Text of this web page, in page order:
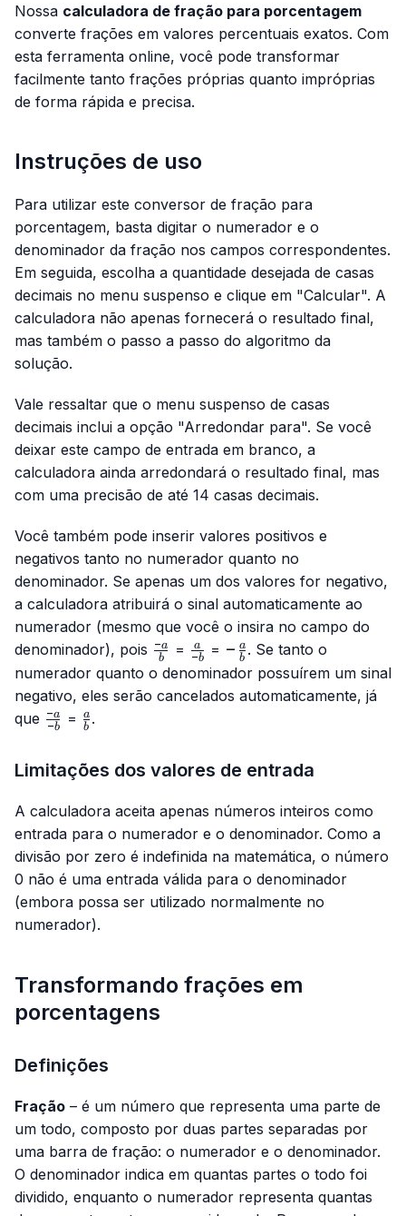
Nossa calculadora de fração para porcentagem
converte frações em valores percentuais exatos. Com
esta ferramenta online, você pode transformar
facilmente tanto frações próprias quanto impróprias
de forma rápida e precisa.
Instruções de uso
Para utilizar este conversor de fração para
porcentagem, basta digitar o numerador e o
denominador da fração nos campos correspondentes.
Em seguida, escolha a quantidade desejada de casas
decimais no menu suspenso e clique em "Calcular". A
calculadora não apenas fornecerá o resultado final,
mas também o passo a passo do algoritmo da
solução.
Vale ressaltar que o menu suspenso de casas
decimais inclui a opção "Arredondar para". Se você
deixar este campo de entrada em branco, a
calculadora ainda arredondará o resultado final, mas
com uma precisão de até 14 casas decimais.
Você também pode inserir valores positivos e
negativos tanto no numerador quanto no
denominador. Se apenas um dos valores for negativo,
a calculadora atribuirá o sinal automaticamente ao
numerador (mesmo que você o insira no campo do
denominador), pois \frac{-
a}{b}
b
−a = \frac{a}
{-b}
−b
a = -
\frac{a}
{b}
− b
a . Se tanto o
numerador quanto o denominador possuírem um sinal
negativo, eles serão cancelados automaticamente, já
que \frac{-
a}{-b}
−b
−a = \frac{a}
{b}
b
a .
Limitações dos valores de entrada
A calculadora aceita apenas números inteiros como
entrada para o numerador e o denominador. Como a
divisão por zero é indefinida na matemática, o número
0 não é uma entrada válida para o denominador
(embora possa ser utilizado normalmente no
numerador).
Transformando frações em
porcentagens
Definições
Fração – é um número que representa uma parte de
um todo, composto por duas partes separadas por
uma barra de fração: o numerador e o denominador.
O denominador indica em quantas partes o todo foi
dividido, enquanto o numerador representa quantas